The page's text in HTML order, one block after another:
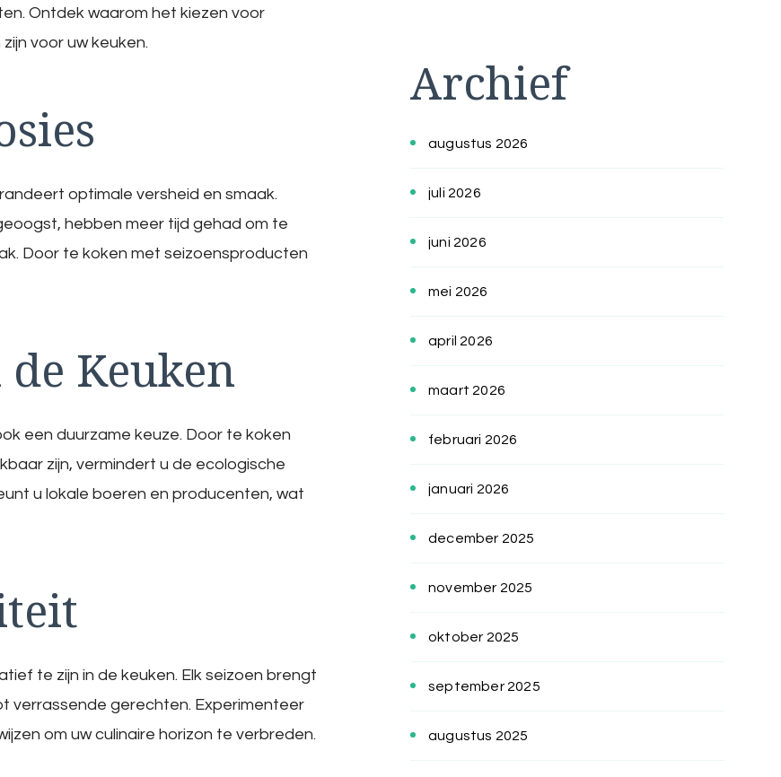
Ontdek waarom het kiezen voor
voor uw keuken.
optimale versheid en smaak.
hebben meer tijd gehad om te
Door te koken met seizoensproducten
Keuken
een duurzame keuze. Door te koken
zijn, vermindert u de ecologische
u lokale boeren en producenten, wat
te zijn in de keuken. Elk seizoen brengt
verrassende gerechten. Experimenteer
om uw culinaire horizon te verbreden.
Archief
augustus 2026
juli 2026
juni 2026
mei 2026
april 2026
maart 2026
februari 2026
januari 2026
december 2025
november 2025
oktober 2025
september 2025
augustus 2025